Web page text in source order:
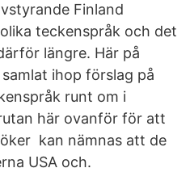
Finland
teckenspråk och det
längre. Här på
ihop förslag på
runt om i
här ovanför för att
kan nämnas att de
USA och.